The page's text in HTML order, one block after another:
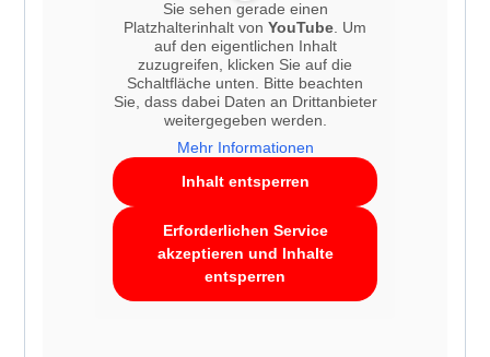
Sie sehen gerade einen
Platzhalterinhalt von YouTube. Um
auf den eigentlichen Inhalt
zuzugreifen, klicken Sie auf die
Schaltfläche unten. Bitte beachten
Sie, dass dabei Daten an Drittanbieter
weitergegeben werden.
Mehr Informationen
Inhalt entsperren
Erforderlichen Service
akzeptieren und Inhalte
entsperren